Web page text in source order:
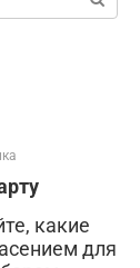
какие
для